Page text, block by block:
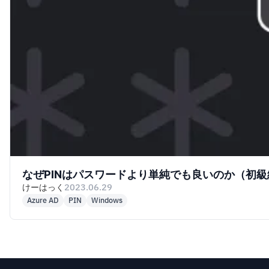
なぜPINはパスワードより単純でも良いのか（初
けーはっく 2023.06.29
Azure AD PIN Windows